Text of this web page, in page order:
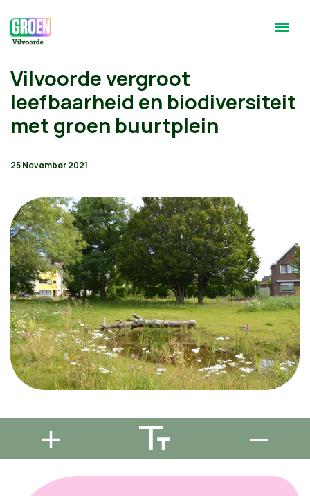
Vilvoorde vergroot
leefbaarheid en biodiversiteit
met groen buurtplein
25 November 2021